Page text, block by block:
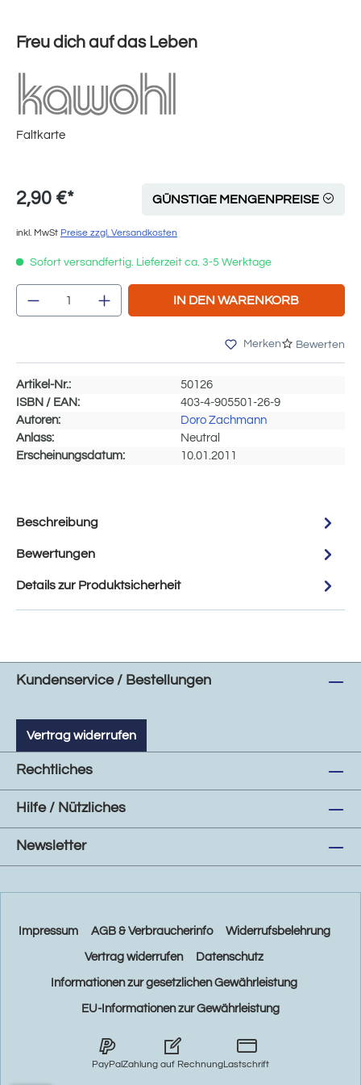
Freu dich auf das Leben
Faltkarte
2,90 €* GÜNSTIGE MENGENPREISE
inkl. MwSt Preise zzgl. Versandkosten
Sofort versandfertig. Lieferzeit ca. 3-5 Werktage
Produkt Anzahl: Gib den gewünschten
IN DEN WARENKORB
Merken Bewerten
Artikel-Nr.:
50126
ISBN / EAN:
403-4-905501-26-9
Autoren:
Doro Zachmann
Anlass:
Neutral
Erscheinungsdatum:
10.01.2011
Beschreibung
Bewertungen
Details zur Produktsicherheit
Kundenservice / Bestellungen
Vertrag widerrufen
Rechtliches
Hilfe / Nützliches
Newsletter
Impressum AGB & Verbraucherinfo Widerrufsbelehrung
Vertrag widerrufen Datenschutz
Informationen zur gesetzlichen Gewährleistung
EU-Informationen zur Gewährleistung
PayPalZahlung auf RechnungLastschrift